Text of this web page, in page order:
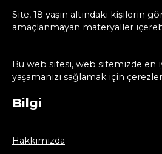
Site, 18 yaşın altındaki kişilerin
amaçlanmayan materyaller
Bu web sitesi, web sitemizde en
yaşamanızı sağlamak için
Bilgi
Hakkımızda